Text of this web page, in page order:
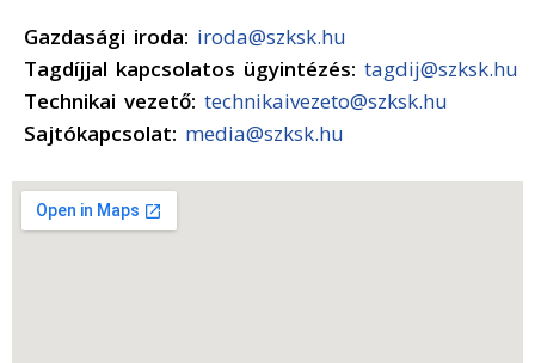
Gazdasági iroda: iroda@szksk.hu
Tagdíjjal kapcsolatos ügyintézés: tagdij@szksk.hu
Technikai vezető: technikaivezeto@szksk.hu
Sajtókapcsolat: media@szksk.hu